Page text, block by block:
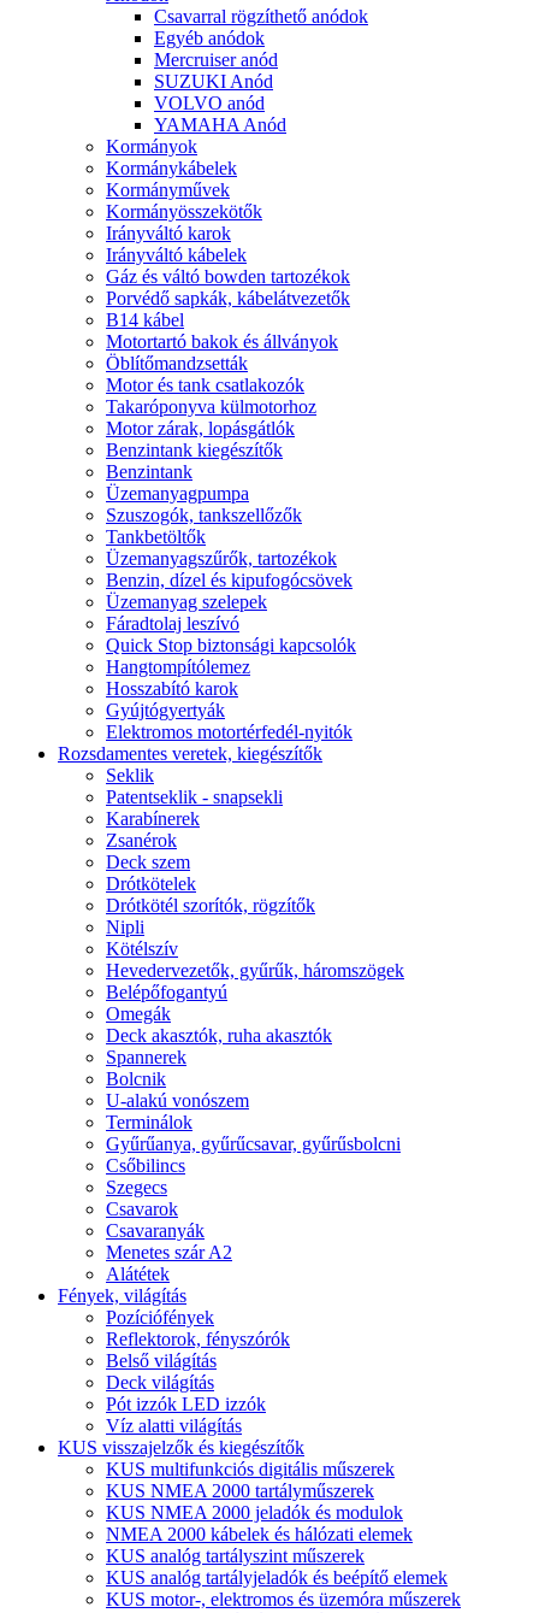
Csavarral rögzíthető anódok
Egyéb anódok
Mercruiser anód
SUZUKI Anód
VOLVO anód
YAMAHA Anód
Kormányok
Kormánykábelek
Kormányművek
Kormányösszekötők
Irányváltó karok
Irányváltó kábelek
Gáz és váltó bowden tartozékok
Porvédő sapkák, kábelátvezetők
B14 kábel
Motortartó bakok és állványok
Öblítőmandzsetták
Motor és tank csatlakozók
Takaróponyva külmotorhoz
Motor zárak, lopásgátlók
Benzintank kiegészítők
Benzintank
Üzemanyagpumpa
Szuszogók, tankszellőzők
Tankbetöltők
Üzemanyagszűrők, tartozékok
Benzin, dízel és kipufogócsövek
Üzemanyag szelepek
Fáradtolaj leszívó
Quick Stop biztonsági kapcsolók
Hangtompítólemez
Hosszabító karok
Gyújtógyertyák
Elektromos motortérfedél-nyitók
Rozsdamentes veretek, kiegészítők
Seklik
Patentseklik - snapsekli
Karabínerek
Zsanérok
Deck szem
Drótkötelek
Drótkötél szorítók, rögzítők
Nipli
Kötélszív
Hevedervezetők, gyűrűk, háromszögek
Belépőfogantyú
Omegák
Deck akasztók, ruha akasztók
Spannerek
Bolcnik
U-alakú vonószem
Terminálok
Gyűrűanya, gyűrűcsavar, gyűrűsbolcni
Csőbilincs
Szegecs
Csavarok
Csavaranyák
Menetes szár A2
Alátétek
Fények, világítás
Pozíciófények
Reflektorok, fényszórók
Belső világítás
Deck világítás
Pót izzók LED izzók
Víz alatti világítás
KUS visszajelzők és kiegészítők
KUS multifunkciós digitális műszerek
KUS NMEA 2000 tartályműszerek
KUS NMEA 2000 jeladók és modulok
NMEA 2000 kábelek és hálózati elemek
KUS analóg tartályszint műszerek
KUS analóg tartályjeladók és beépítő elemek
KUS motor-, elektromos és üzemóra műszerek